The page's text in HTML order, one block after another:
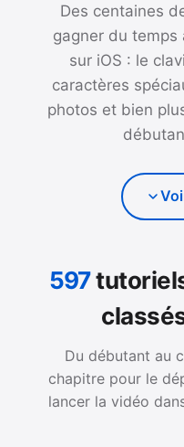
Des centaines
gagner du
sur iOS : le
caractères
photos et bien
597
Du débutant au
chapitre pour le
lancer la vidéo